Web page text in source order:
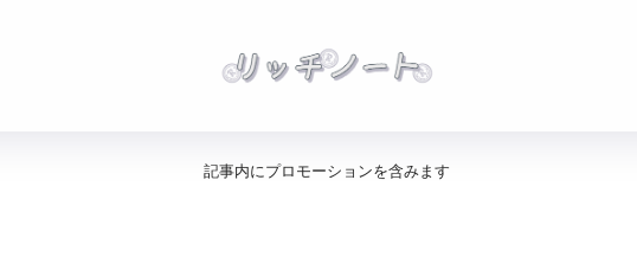
記事内にプロモーションを含みます